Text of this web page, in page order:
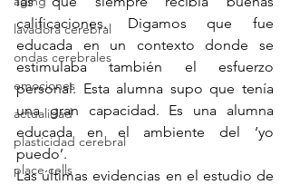
lavadora cerebral
ondas cerebrales
emociones
actualidad
plasticidad cerebral
place cells
calificaciones. Digamos que fue
educada en un contexto donde se
estimulaba también el esfuerzo
personal. Esta alumna supo que tenía
una gran capacidad. Es una alumna
educada en el ambiente del ‘yo
puedo’.
Las últimas evidencias en el estudio de